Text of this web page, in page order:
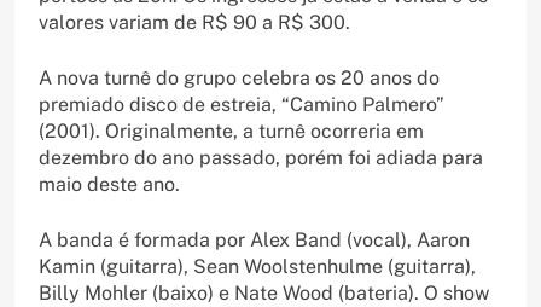
valores variam de R$ 90 a R$ 300.
A nova turnê do grupo celebra os 20 anos do
premiado disco de estreia, “Camino Palmero”
(2001). Originalmente, a turnê ocorreria em
dezembro do ano passado, porém foi adiada para
maio deste ano.
A banda é formada por Alex Band (vocal), Aaron
Kamin (guitarra), Sean Woolstenhulme (guitarra),
Billy Mohler (baixo) e Nate Wood (bateria). O show